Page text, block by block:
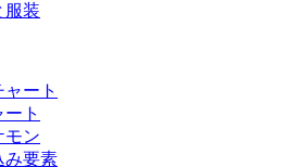
服装
ート
ト
モン
み要素